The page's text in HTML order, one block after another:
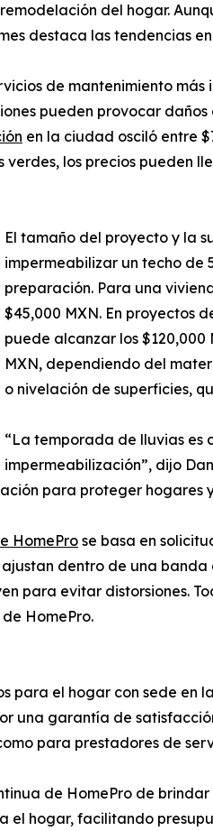
del hogar.
destaca las tendencias
de mantenimiento
pueden provocar
en la ciudad osciló entre
los precios pueden
El tamaño del proyecto y la
impermeabilizar un techo de
preparación. Para una
$45,000 MXN. En proyectos
puede alcanzar los $120,000
MXN, dependiendo del
o nivelación de superficies,
“La temporada de lluvias es
impermeabilización”, dijo
para proteger hogares
HomePro se basa en
dentro de una
para evitar distorsiones.
HomePro.
para el hogar con sede
una garantía de
para prestadores de
de HomePro de
el hogar, facilitando